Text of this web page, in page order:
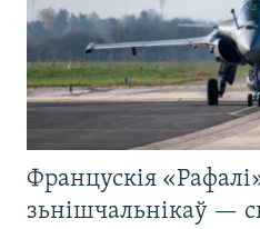
Францускія
зьнішчальнікаў —